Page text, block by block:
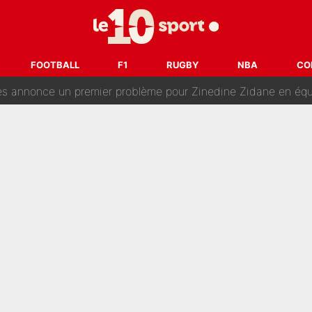
FOOTBALL F1 RUGBY NBA
en pleine Coupe du monde : «La FFF était déjà passée à
de Kylian Mbappé au Real Madrid continue de régaler
annonce un premier problème pour Zinedine Zidane en